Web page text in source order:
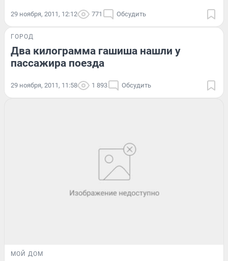
29 ноября, 2011, 12:12 771 Обсудить
ГОРОД
Два килограмма гашиша нашли у
пассажира поезда
29 ноября, 2011, 11:58 1 893 Обсудить
МОЙ ДОМ